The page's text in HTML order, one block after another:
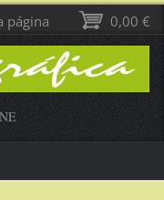
0,00 €
página